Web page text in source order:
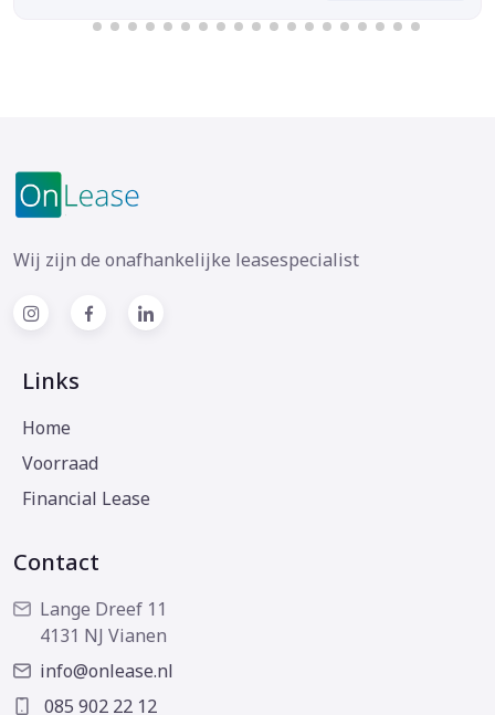
Wij zijn de onafhankelijke leasespecialist
Links
Home
Voorraad
Financial Lease
Contact
Lange Dreef 11
4131 NJ Vianen
info@onlease.nl
085 902 22 12